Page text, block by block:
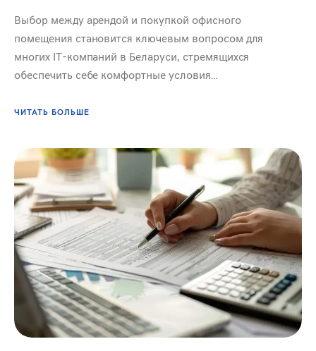
Выбор между арендой и покупкой офисного
помещения становится ключевым вопросом для
многих IT-компаний в Беларуси, стремящихся
обеспечить себе комфортные условия…
ЧИТАТЬ БОЛЬШЕ